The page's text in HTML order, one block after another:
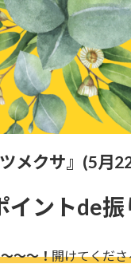
メクサ』(5月
イントde振
〜〜！開けてくだ